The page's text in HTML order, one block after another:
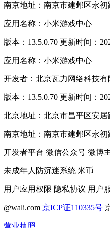
南京地址：南京市建邺区永初
应用名称：小米游戏中心
版本：13.5.0.70 更新时间：
应用名称：小米游戏中心
开发者：北京瓦力网络科技有
版本：13.5.0.70 更新时间：
北京地址：北京市昌平区安居
南京地址：南京市建邺区永初
开发者平台 微信公众号 微博
未成年人防沉迷系统 米币
用户应用权限 隐私协议 用户
@wali.com 京ICP证110335号
营业执照